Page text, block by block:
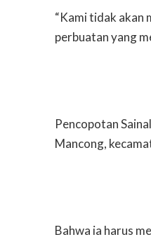
“Kami tidak akan
perbuatan yang
Pencopotan
Mancong,
Bahwa ia harus